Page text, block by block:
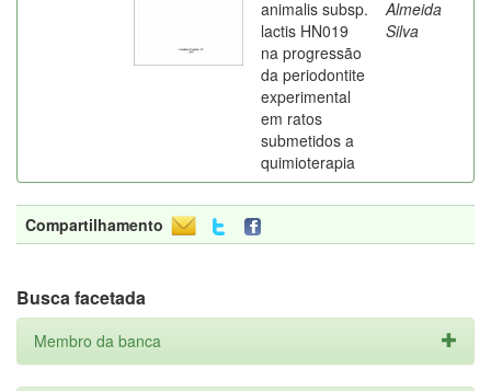
animalis subsp.
lactis HN019
na progressão
da periodontite
experimental
em ratos
submetidos a
quimioterapia
Almeida
Silva
Compartilhamento
Busca facetada
Membro da banca